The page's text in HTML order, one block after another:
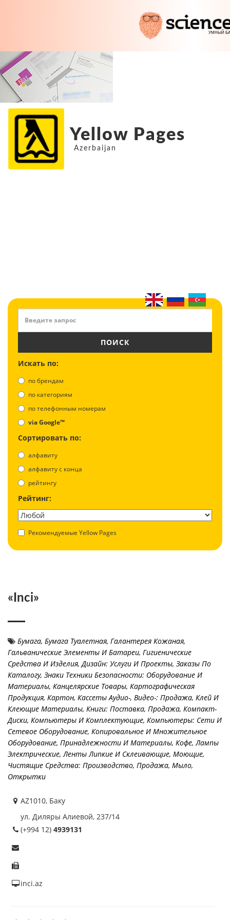
Yellow Pages
Azerbaijan
ПОИСК
Искать по:
по брендам
по категориям
по телефонным номерам
via Google™
Сортировать по:
алфавиту
aлфавиту с конца
рейтингу
Рейтинг:
Рекомендуемые Yellow Pages
«Inci»
Бумага, Бумага Туалетная, Галантерея Кожаная,
Гальванические Элементы И Батареи, Гигиенические
Средства И Изделия, Дизайн: Услуги И Проекты, Заказы По
Каталогу, Знаки Техники Безопасности: Оборудование И
Материалы, Канцелярские Товары, Картографическая
Продукция, Картон, Кассеты Аудио-, Видео-: Продажа, Клей И
Клеющие Материалы, Книги: Поставка, Продажа, Компакт-
Диски, Компьютеры И Комплектующие, Компьютеры: Сети И
Сетевое Оборудование, Копировальное И Множительное
Оборудование, Принадлежности И Материалы, Кофе, Лампы
Электрические, Ленты Липкие И Склеивающие, Моющие,
Чистящие Средства: Производство, Продажа, Мыло,
Открытки
AZ1010, Баку
ул. Диляры Алиевой, 237/14
(+994 12) 4939131
inci.az